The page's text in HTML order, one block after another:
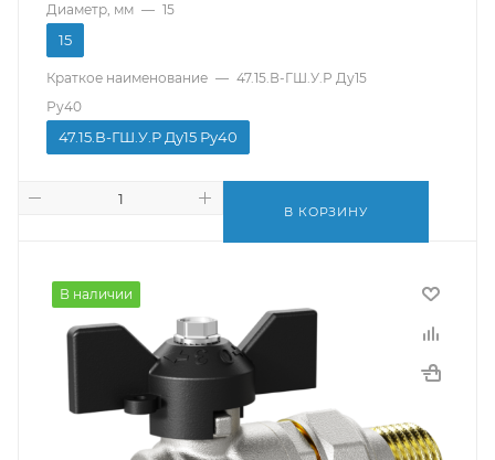
Диаметр, мм — 15
15
Краткое наименование — 47.15.В-ГШ.У.Р Ду15
Ру40
47.15.В-ГШ.У.Р Ду15 Ру40
В КОРЗИНУ
В наличии